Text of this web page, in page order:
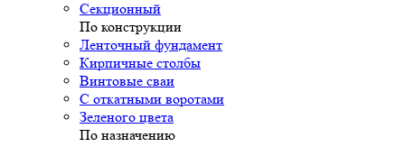
Секционный
По конструкции
Ленточный фундамент
Кирпичные столбы
Винтовые сваи
С откатными воротами
Зеленого цвета
По назначению